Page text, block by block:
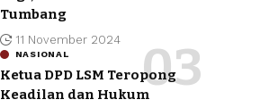
Tumbang
11 November 2024
NASIONAL
Ketua DPD LSM Teropong
Keadilan dan Hukum